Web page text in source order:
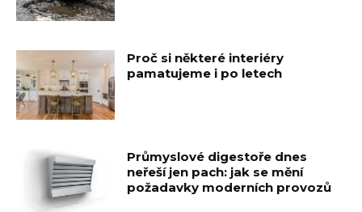
Proč si některé interiéry
pamatujeme i po letech
Průmyslové digestoře dnes
neřeší jen pach: jak se mění
požadavky moderních provozů